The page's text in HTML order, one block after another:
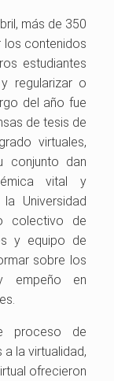
más de 350
los contenidos
estudiantes
regularizar o
del año fue
de tesis de
virtuales,
conjunto dan
vital y
Universidad
colectivo de
y equipo de
sobre los
empeño en
proceso de
la virtualidad,
ofrecieron